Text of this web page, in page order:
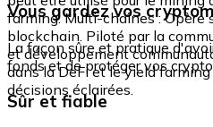
farming. Multi-chaînes : Opère
blockchain. Piloté par la
et développement
dans la DeFi et le yield
décisions éclairées.
Vous gardez vos
La façon sûre et pratique
fonds et de protéger vos
Sûr et fiable